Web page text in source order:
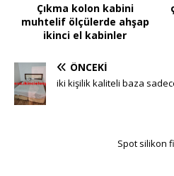
Çıkma kolon kabini
muhtelif ölçülerde ahşap
ikinci el kabinler
ÖNCEKI
iki kişilik kaliteli baza
Spot silikon